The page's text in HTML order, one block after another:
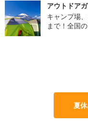
アウトドア
キャンプ場
まで！全国
夏